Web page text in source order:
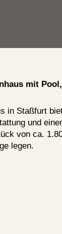
mit
in Staßfurt
und
von ca.
legen.